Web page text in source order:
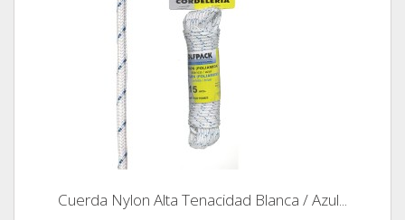
Cuerda Nylon Alta Tenacidad Blanca / Azul...